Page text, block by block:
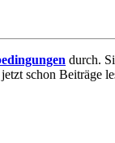
durch.
schon Beiträge